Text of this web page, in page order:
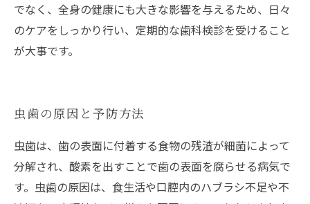
でなく、全身の健康にも大きな影響を与えるため、日々
のケアをしっかり行い、定期的な歯科検診を受けること
が大事です。
虫歯の原因と予防方法
虫歯は、歯の表面に付着する食物の残渣が細菌によって
分解され、酸素を出すことで歯の表面を腐らせる病気で
す。虫歯の原因は、食生活や口腔内のハブラシ不足や不